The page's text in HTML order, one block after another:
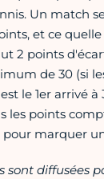
Un match
et ce
2 points
de 30 (si
le 1er arrivé
les points
pour marquer
sont diffusées